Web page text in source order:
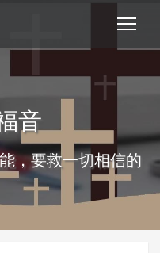
音
，要救一切相信的